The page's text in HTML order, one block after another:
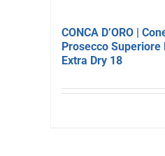
CONCA D’ORO |
Prosecco Superiore
Extra Dry 18